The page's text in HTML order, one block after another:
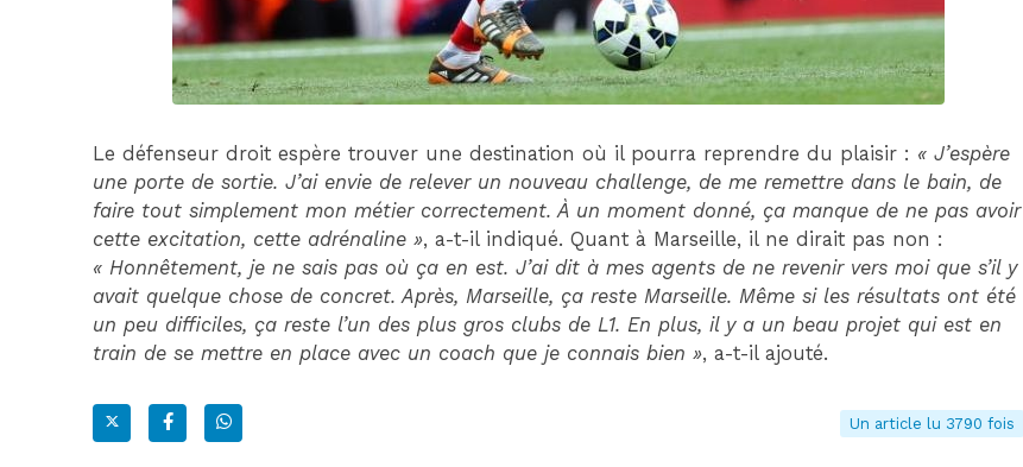
Le défenseur droit espère trouver une destination où il pourra reprendre du plaisir : « J’espère
une porte de sortie. J’ai envie de relever un nouveau challenge, de me remettre dans le bain, de
faire tout simplement mon métier correctement. À un moment donné, ça manque de ne pas avoir
cette excitation, cette adrénaline », a-t-il indiqué. Quant à Marseille, il ne dirait pas non :
« Honnêtement, je ne sais pas où ça en est. J’ai dit à mes agents de ne revenir vers moi que s’il y
avait quelque chose de concret. Après, Marseille, ça reste Marseille. Même si les résultats ont été
un peu difficiles, ça reste l’un des plus gros clubs de L1. En plus, il y a un beau projet qui est en
train de se mettre en place avec un coach que je connais bien », a-t-il ajouté.
Un article lu 3790 fois